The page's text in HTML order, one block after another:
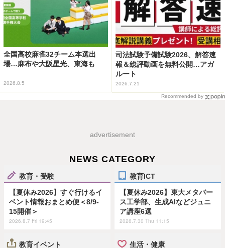
全国高校麻雀32チーム本選出
場…麻布や大阪星光、東海も
2026.8.5
司法試験予備試験2026、解答速
報＆総評動画を無料公開…アガ
ルート
2026.7.21
Recommended by
advertisement
NEWS CATEGORY
教育・受験
【夏休み2026】すぐ行けるイ
ベント情報おまとめ便＜8/9-
15開催＞
2026.8.7 Fri 19:45
教育ICT
【夏休み2026】東大メタバー
ス工学部、生成AIなどジュニ
ア講座6選
2026.7.30 Thu 11:15
教育イベント 生活・健康